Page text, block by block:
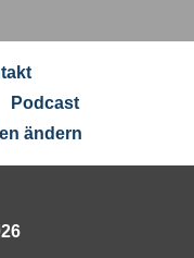
Podcast
ändern